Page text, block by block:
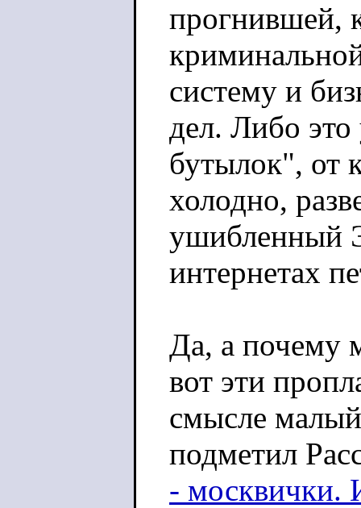
прогнившей,
систему и
дел. Либо
бутылок", от
холодно,
ушибленный
интернетах
Да, а почему
вот эти
смысле
подметил
- москвички.